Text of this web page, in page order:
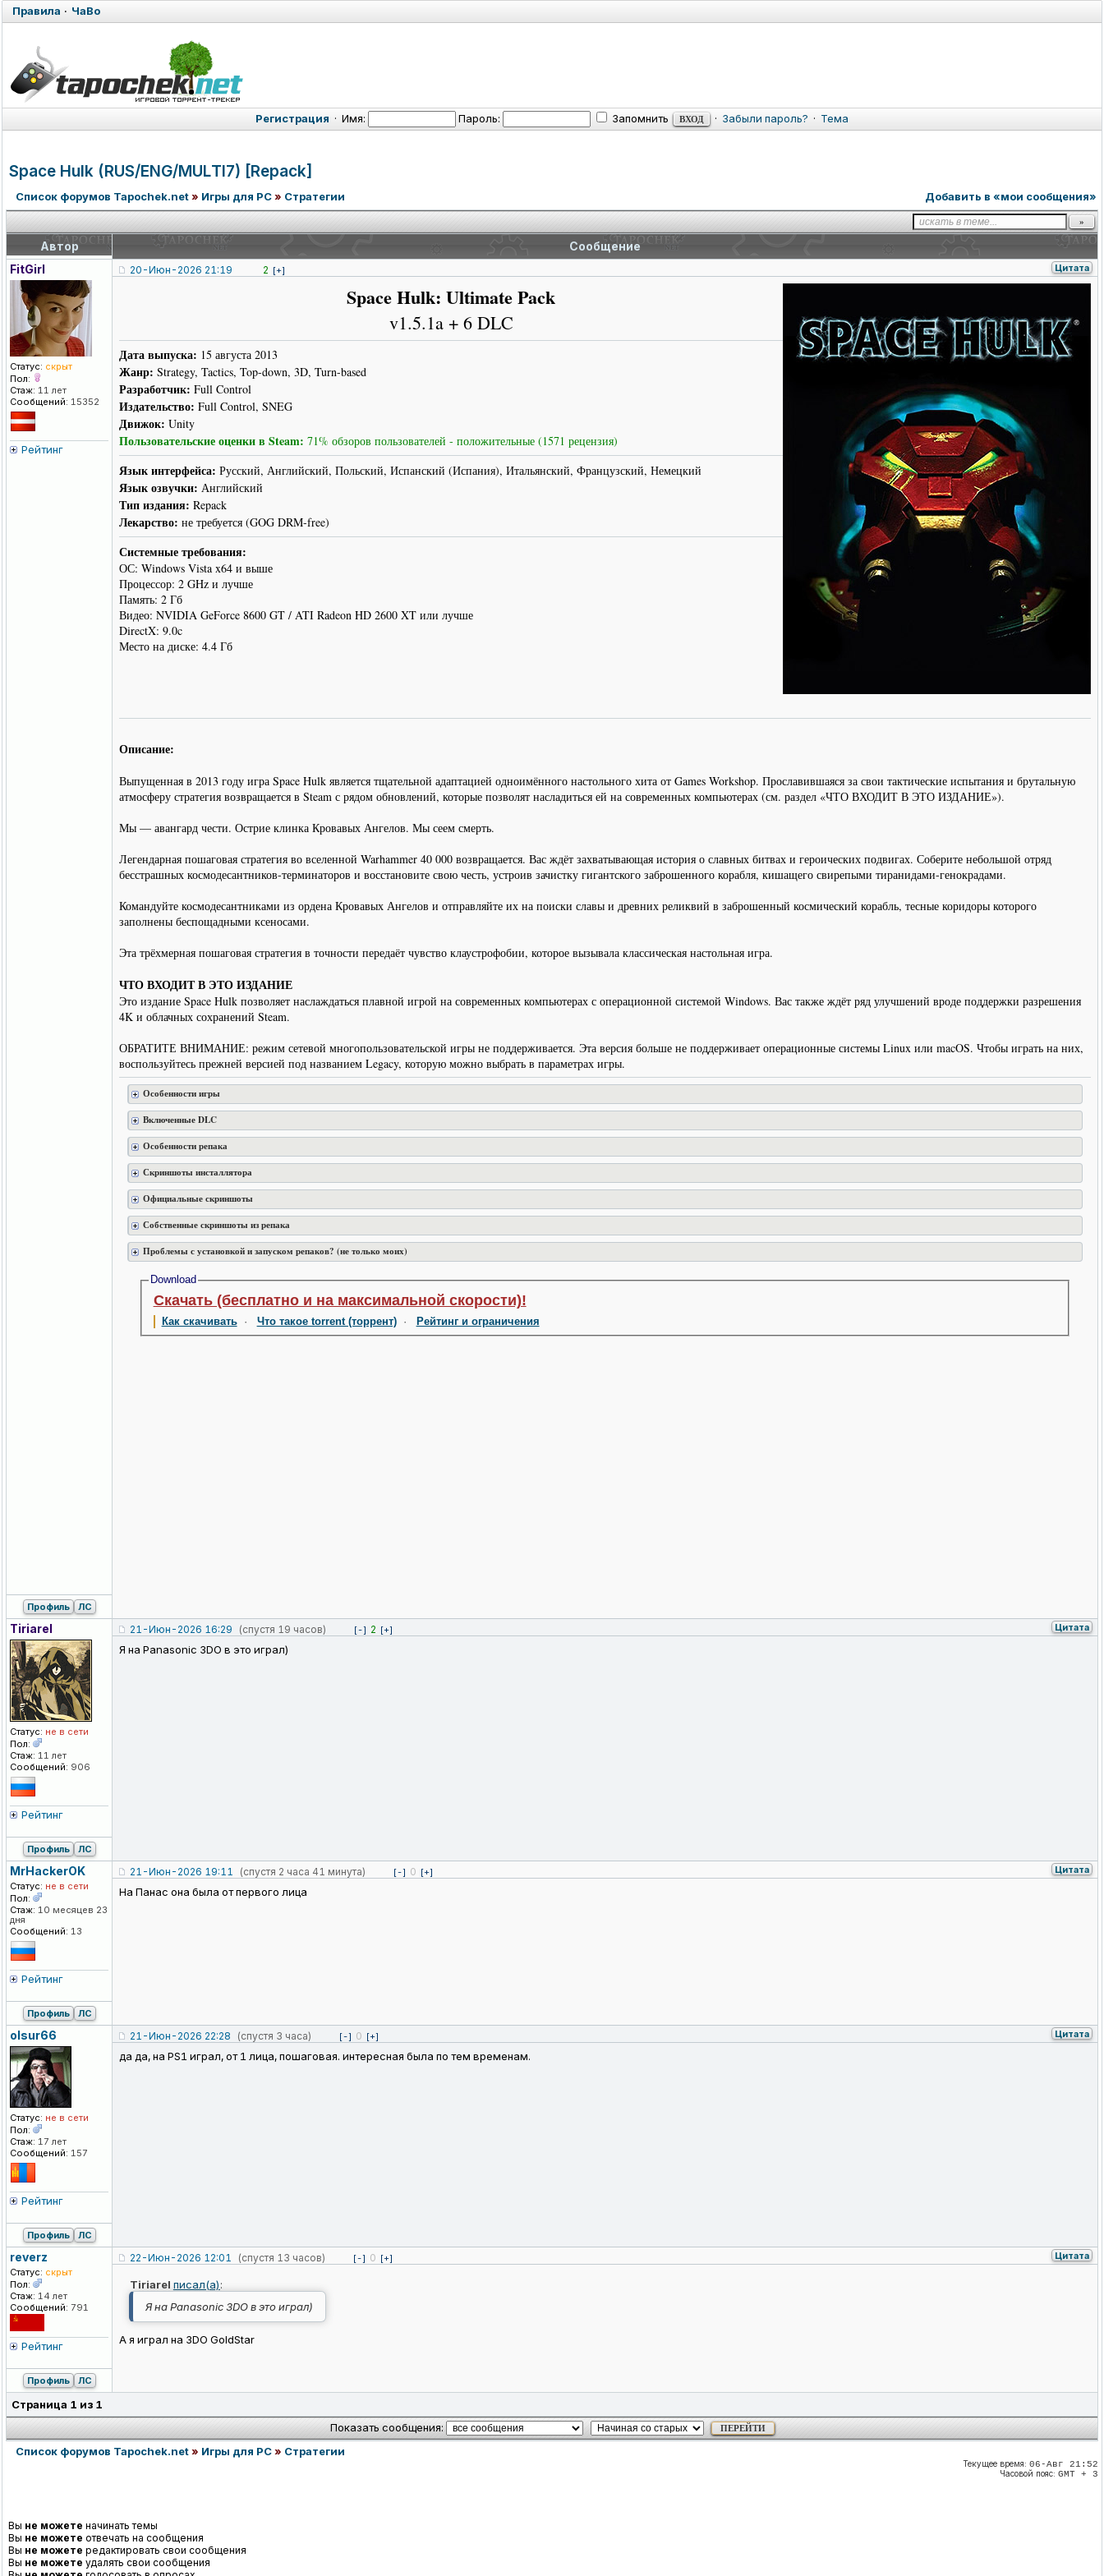
Правила · ЧаВо
Регистрация · Имя: Пароль: Запомнить · Забыли пароль? · Тема
Space Hulk (RUS/ENG/MULTI7) [Repack]
Список форумов Tapochek.net» Игры для PC» Стратегии Добавить в «мои сообщения»
Автор
Сообщение
FitGirl
Статус: скрыт
Пол:
Стаж: 11 лет
Сообщений: 15352
Рейтинг
20-Июн-2026 21:19 2 [+] Цитата
Space Hulk: Ultimate Pack
v1.5.1a + 6 DLC
Дата выпуска: 15 августа 2013
Жанр: Strategy, Tactics, Top-down, 3D, Turn-based
Разработчик: Full Control
Издательство: Full Control, SNEG
Движок: Unity
Пользовательские оценки в Steam: 71% обзоров пользователей - положительные (1571 рецензия)
Язык интерфейса: Русский, Английский, Польский, Испанский (Испания), Итальянский, Французский, Немецкий
Язык озвучки: Английский
Тип издания: Repack
Лекарство: не требуется (GOG DRM-free)
Системные требования:
ОС: Windows Vista x64 и выше
Процессор: 2 GHz и лучше
Память: 2 Гб
Видео: NVIDIA GeForce 8600 GT / ATI Radeon HD 2600 XT или лучше
DirectX: 9.0c
Место на диске: 4.4 Гб
Описание:
Выпущенная в 2013 году игра Space Hulk является тщательной адаптацией одноимённого настольного хита от Games Workshop. Прославившаяся за свои тактические испытания и брутальную
атмосферу стратегия возвращается в Steam с рядом обновлений, которые позволят насладиться ей на современных компьютерах (см. раздел «ЧТО ВХОДИТ В ЭТО ИЗДАНИЕ»).
Мы — авангард чести. Острие клинка Кровавых Ангелов. Мы сеем смерть.
Легендарная пошаговая стратегия во вселенной Warhammer 40 000 возвращается. Вас ждёт захватывающая история о славных битвах и героических подвигах. Соберите небольшой отряд
бесстрашных космодесантников-терминаторов и восстановите свою честь, устроив зачистку гигантского заброшенного корабля, кишащего свирепыми тиранидами-генокрадами.
Командуйте космодесантниками из ордена Кровавых Ангелов и отправляйте их на поиски славы и древних реликвий в заброшенный космический корабль, тесные коридоры которого
заполнены беспощадными ксеносами.
Эта трёхмерная пошаговая стратегия в точности передаёт чувство клаустрофобии, которое вызывала классическая настольная игра.
ЧТО ВХОДИТ В ЭТО ИЗДАНИЕ
Это издание Space Hulk позволяет наслаждаться плавной игрой на современных компьютерах с операционной системой Windows. Вас также ждёт ряд улучшений вроде поддержки разрешения
4K и облачных сохранений Steam.
ОБРАТИТЕ ВНИМАНИЕ: режим сетевой многопользовательской игры не поддерживается. Эта версия больше не поддерживает операционные системы Linux или macOS. Чтобы играть на них,
воспользуйтесь прежней версией под названием Legacy, которую можно выбрать в параметрах игры.
Особенности игры
Включенные DLC
Особенности репака
Скриншоты инсталлятора
Официальные скриншоты
Собственные скриншоты из репака
Проблемы с установкой и запуском репаков? (не только моих)
Download
Скачать (бесплатно и на максимальной скорости)!
Как скачивать· Что такое torrent (торрент)· Рейтинг и ограничения
Профиль ЛС
Tiriarel
Статус: не в сети
Пол:
Стаж: 11 лет
Сообщений: 906
Рейтинг
21-Июн-2026 16:29 (спустя 19 часов) [-] 2 [+] Цитата
Я на Panasonic 3DO в это играл)
Профиль ЛС
MrHackerOK
Статус: не в сети
Пол:
Стаж: 10 месяцев 23
дня
Сообщений: 13
Рейтинг
21-Июн-2026 19:11 (спустя 2 часа 41 минута) [-] 0 [+] Цитата
На Панас она была от первого лица
Профиль ЛС
olsur66
Статус: не в сети
Пол:
Стаж: 17 лет
Сообщений: 157
Рейтинг
21-Июн-2026 22:28 (спустя 3 часа) [-] 0 [+] Цитата
да да, на PS1 играл, от 1 лица, пошаговая. интересная была по тем временам.
Профиль ЛС
reverz
Статус: скрыт
Пол:
Стаж: 14 лет
Сообщений: 791
Рейтинг
22-Июн-2026 12:01 (спустя 13 часов) [-] 0 [+] Цитата
Tiriarel писал(а):
Я на Panasonic 3DO в это играл)
А я играл на 3DO GoldStar
Профиль ЛС
Страница 1 из 1
Показать сообщения:
Список форумов Tapochek.net» Игры для PC» Стратегии
Текущее время: 06-Авг 21:52
Часовой пояс: GMT + 3
Вы не можете начинать темы
Вы не можете отвечать на сообщения
Вы не можете редактировать свои сообщения
Вы не можете удалять свои сообщения